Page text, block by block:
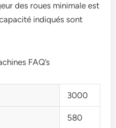
des roues minimale est
indiqués sont
FAQ’s
3000
580